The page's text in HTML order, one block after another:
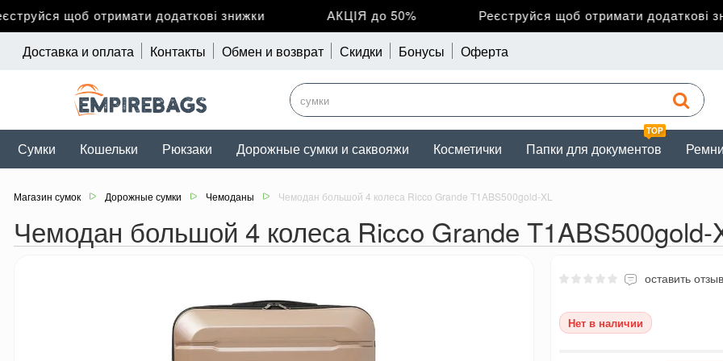
щоб отримати додаткові знижки АКЦІЯ до 50% Реєструйся щоб отримати додаткові
Доставка и оплата Контакты Обмен и возврат Скидки Бонусы Оферта
Сумки Кошельки Рюкзаки Дорожные сумки и саквояжи Косметички
TOP
Папки для документов Ремни
Магазин сумок Дорожные сумки Чемоданы Чемодан большой 4 колеса Ricco Grande T1ABS500gold-XL
Чемодан большой 4 колеса Ricco Grande T1ABS500gold-
оставить отзыв
Нет в наличии